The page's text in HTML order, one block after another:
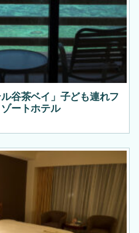
谷茶ベイ」子ども連れフ
ートホテル